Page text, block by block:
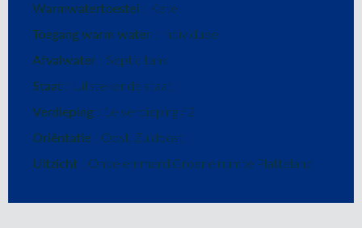
Warmwatertoestel Ketel
Toegang warm water Individueel
Afvalwater Septic tank
Staat Uitstekende staat
Verdieping 1e verdieping / 2
Oriëntatie Oost, Zuidoost
Uitzicht Onbelemmerd Groene ruimte Platteland